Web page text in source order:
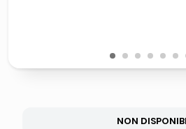
1 2 3 4 5 6
NON